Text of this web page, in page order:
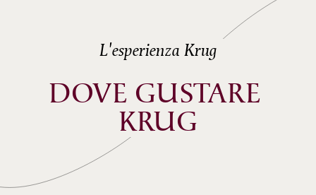
L'esperienza Krug
DOVE GUSTARE
KRUG